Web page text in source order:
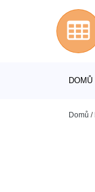
DOMŮ
Domů /